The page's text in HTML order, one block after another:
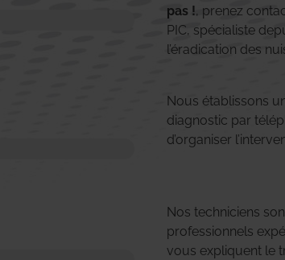
pas !, prenez
PIC, spécialiste
l’éradication des
Nous établissons
diagnostic par
d’organiser
Nos techniciens
professionnels
vous expliquent le